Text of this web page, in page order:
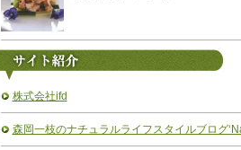
株式会社ifd
森岡一枝のナチュラルライフスタイルブログ